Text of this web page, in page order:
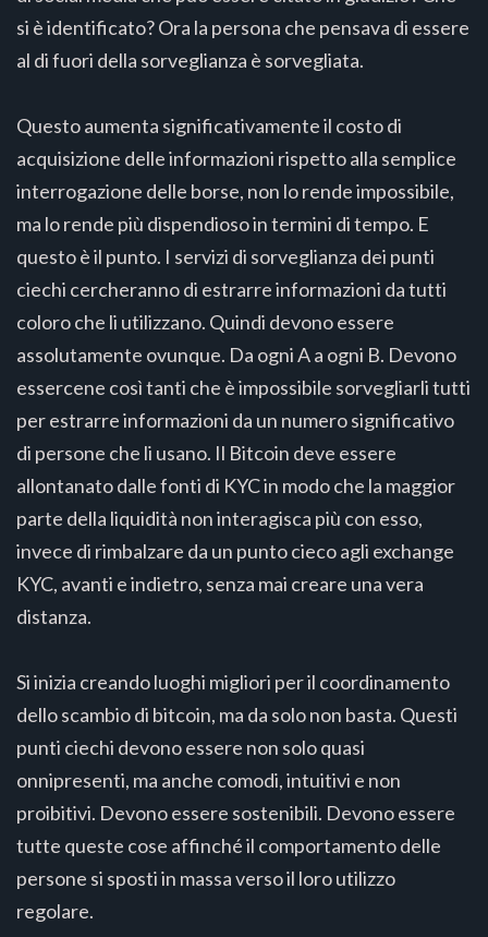
si è identificato? Ora la persona che pensava di essere
al di fuori della sorveglianza è sorvegliata.
Questo aumenta significativamente il costo di
acquisizione delle informazioni rispetto alla semplice
interrogazione delle borse, non lo rende impossibile,
ma lo rende più dispendioso in termini di tempo. E
questo è il punto. I servizi di sorveglianza dei punti
ciechi cercheranno di estrarre informazioni da tutti
coloro che li utilizzano. Quindi devono essere
assolutamente ovunque. Da ogni A a ogni B. Devono
essercene così tanti che è impossibile sorvegliarli tutti
per estrarre informazioni da un numero significativo
di persone che li usano. Il Bitcoin deve essere
allontanato dalle fonti di KYC in modo che la maggior
parte della liquidità non interagisca più con esso,
invece di rimbalzare da un punto cieco agli exchange
KYC, avanti e indietro, senza mai creare una vera
distanza.
Si inizia creando luoghi migliori per il coordinamento
dello scambio di bitcoin, ma da solo non basta. Questi
punti ciechi devono essere non solo quasi
onnipresenti, ma anche comodi, intuitivi e non
proibitivi. Devono essere sostenibili. Devono essere
tutte queste cose affinché il comportamento delle
persone si sposti in massa verso il loro utilizzo
regolare.